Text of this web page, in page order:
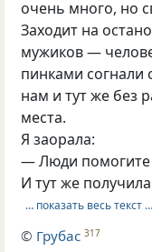
очень много, но
Заходит на
мужиков —
пинками согнали
нам и тут же без
места.
Я заорала:
— Люди помогите
И тут же
… показать весь текст …
© Грубас 317